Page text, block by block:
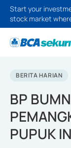
Start your
stock market
BERITA HARIAN
BP
PUPUK